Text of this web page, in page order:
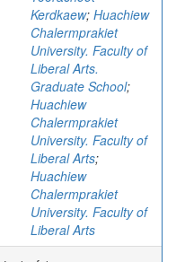
Kerdkaew; Huachiew
Chalermprakiet
University. Faculty of
Liberal Arts.
Graduate School;
Huachiew
Chalermprakiet
University. Faculty of
Liberal Arts;
Huachiew
Chalermprakiet
University. Faculty of
Liberal Arts